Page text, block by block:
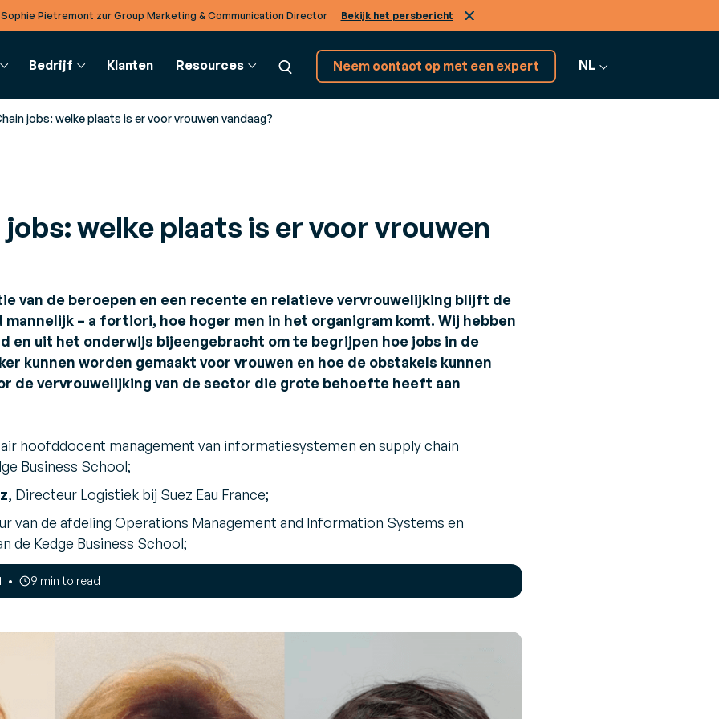
Pietremont zur Group Marketing & Communication Director Bekijk het persbericht
Mangement
de efficiëntie in uw
magazijn
chain
EDI-oplossingen
Realiseer operaties met
De snelste elektronische
gegevensuitwisseling
Alle software
Bedrijf
en
Partners
Ontdek het rijke ecosysteem van partners
Klanten Resources
Verklarende Woordenlijst
Consulting
Om uw bedrijfsuitdagingen aan te gaan
Neem contact op met een expert NL
jobs: welke plaats is er voor vrouwen vandaag?
welke plaats is er voor vrouwen
van de beroepen en een recente en relatieve vervrouwelijking blijft de
mannelijk – a fortiori, hoe hoger men in het organigram komt. Wij hebben
en uit het onderwijs bijeengebracht om te begrijpen hoe jobs in de
kunnen worden gemaakt voor vrouwen en hoe de obstakels kunnen
de vervrouwelijking van de sector die grote behoefte heeft aan
hoofddocent management van informatiesystemen en supply chain
Business School;
, Directeur Logistiek bij Suez Eau France;
van de afdeling Operations Management and Information Systems en
de Kedge Business School;
9 min to read